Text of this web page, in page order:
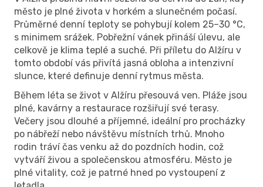
město je plné života v horkém a slunečném počasí.
Průměrné denní teploty se pohybují kolem 25–30 °C,
s minimem srážek. Pobřežní vánek přináší úlevu, ale
celkově je klima teplé a suché. Při příletu do Alžíru v
tomto období vás přivítá jasná obloha a intenzivní
slunce, které definuje denní rytmus města.
Během léta se život v Alžíru přesouvá ven. Pláže jsou
plné, kavárny a restaurace rozšiřují své terasy.
Večery jsou dlouhé a příjemné, ideální pro procházky
po nábřeží nebo návštěvu místních trhů. Mnoho
rodin tráví čas venku až do pozdních hodin, což
vytváří živou a společenskou atmosféru. Město je
plné vitality, což je patrné hned po vystoupení z